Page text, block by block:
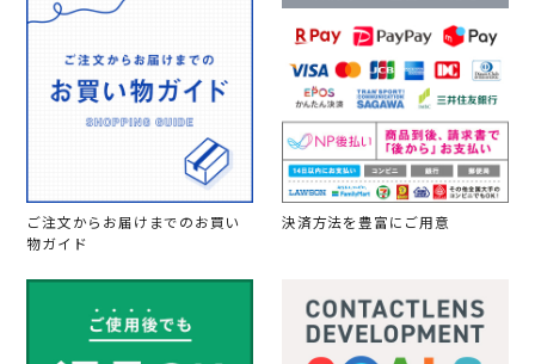
ご注文からお届けまでのお買い
物ガイド
決済方法を豊富にご用意